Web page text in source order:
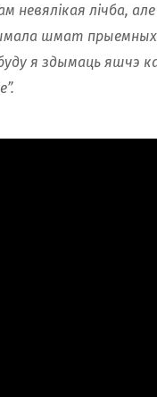
невялікая лічба,
шмат прыемных
я здымаць яшчэ